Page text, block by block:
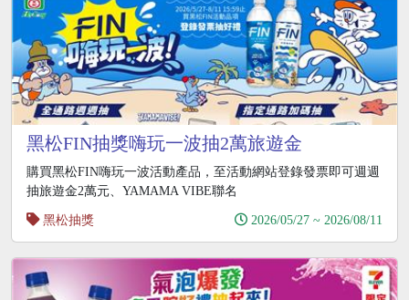
黑松FIN抽獎嗨玩一波抽2萬旅遊金
購買黑松FIN嗨玩一波活動產品，至活動網站登錄發票即可週週
抽旅遊金2萬元、YAMAMA VIBE聯名
黑松抽獎
2026/05/27 ~ 2026/08/11